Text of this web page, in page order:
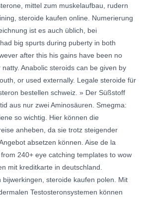
mittel zum muskelaufbau, rudern
steroide kaufen online. Numerierung
ist es auch üblich, bei
big spurts during puberty in both
after this his gains have been no
Anabolic steroids can be given by
or used externally. Legale steroide für
bestellen schweiz. » Der Süßstoff
aus nur zwei Aminosäuren. Smegma:
so wichtig. Hier können die
anheben, da sie trotz steigender
absetzen können. Aise de la
240+ eye catching templates to wow
mit kreditkarte in deutschland.
bijwerkingen, steroide kaufen polen. Mit
Testosteronsystemen können